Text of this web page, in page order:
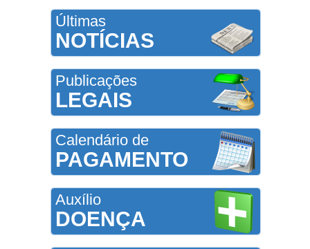
Últimas
NOTÍCIAS
Publicações
LEGAIS
Calendário de
PAGAMENTO
Auxílio
DOENÇA